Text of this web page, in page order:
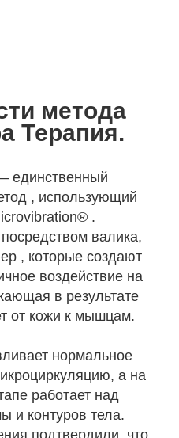
метода
Терапия.
единственный
, использующий
.
валика,
, которые создают
воздействие на
в результате
от кожи к мышцам.
нормальное
а на
работает над
и контуров тела.